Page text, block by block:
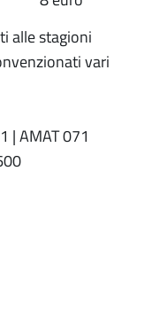
alle stagioni
vari
| AMAT 071